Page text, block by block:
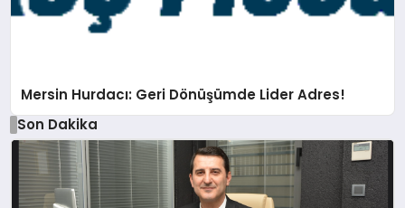
Mersin Hurdacı: Geri Dönüşümde Lider Adres!
Son Dakika